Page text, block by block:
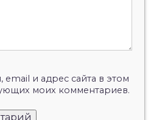
email и адрес сайта в этом
моих комментариев.